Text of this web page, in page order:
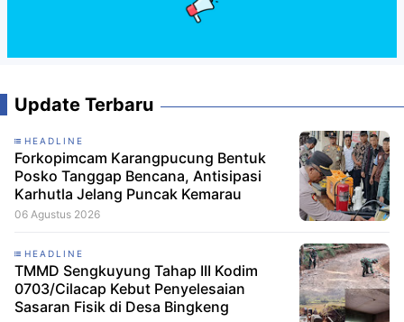
Update Terbaru
HEADLINE
Forkopimcam Karangpucung Bentuk
Posko Tanggap Bencana, Antisipasi
Karhutla Jelang Puncak Kemarau
06 Agustus 2026
HEADLINE
TMMD Sengkuyung Tahap III Kodim
0703/Cilacap Kebut Penyelesaian
Sasaran Fisik di Desa Bingkeng